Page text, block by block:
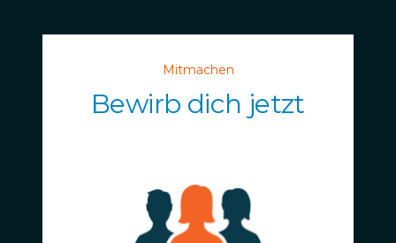
Mitmachen
Bewirb dich jetzt